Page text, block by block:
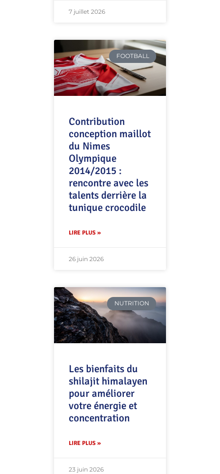
7 juillet 2026
FOOTBALL
Contribution
conception maillot
du Nimes
Olympique
2014/2015 :
rencontre avec les
talents derrière la
tunique crocodile
LIRE PLUS »
26 juin 2026
NUTRITION
Les bienfaits du
shilajit himalayen
pour améliorer
votre énergie et
concentration
LIRE PLUS »
23 juin 2026